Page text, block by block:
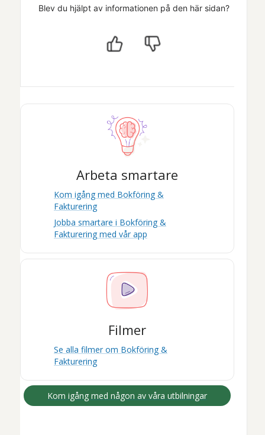
Blev du hjälpt av informationen på den här sidan?
Arbeta smartare
Kom igång med Bokföring &
Fakturering
Jobba smartare i Bokföring &
Fakturering med vår app
Filmer
Se alla filmer om Bokföring &
Fakturering
Kom igång med någon av våra utbilningar